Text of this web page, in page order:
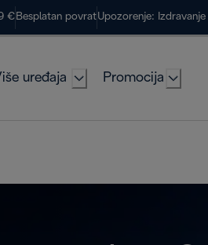
€ Besplatan povratUpozorenje:
uređaja Promocija